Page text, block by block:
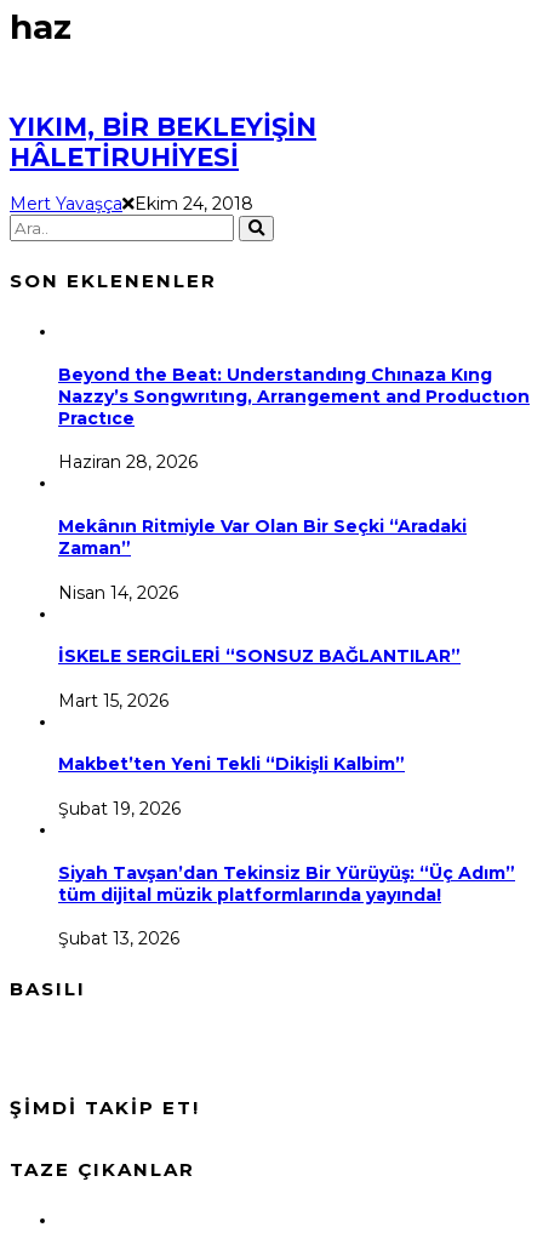
haz
YIKIM, BİR BEKLEYİŞİN
HÂLETİRUHİYESİ
Mert Yavaşça Ekim 24, 2018
SON EKLENENLER
Beyond the Beat: Understandıng Chınaza Kıng
Nazzy’s Songwrıtıng, Arrangement and Productıon
Practıce
Haziran 28, 2026
Mekânın Ritmiyle Var Olan Bir Seçki “Aradaki
Zaman”
Nisan 14, 2026
İSKELE SERGİLERİ “SONSUZ BAĞLANTILAR”
Mart 15, 2026
Makbet’ten Yeni Tekli “Dikişli Kalbim”
Şubat 19, 2026
Siyah Tavşan’dan Tekinsiz Bir Yürüyüş: “Üç Adım”
tüm dijital müzik platformlarında yayında!
Şubat 13, 2026
BASILI
ŞİMDİ TAKİP ET!
TAZE ÇIKANLAR